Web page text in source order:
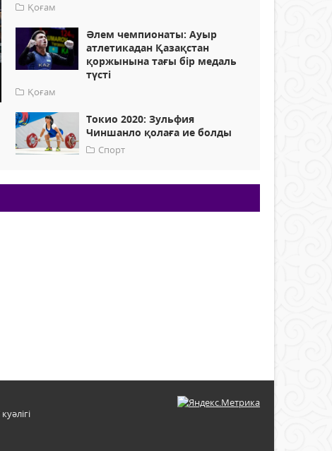
Қоғам
Әлем чемпионаты: Ауыр
атлетикадан Қазақстан
қоржынына тағы бір медаль
түсті
Қоғам
Токио 2020: Зульфия
Чиншанло қолаға ие болды
Спорт